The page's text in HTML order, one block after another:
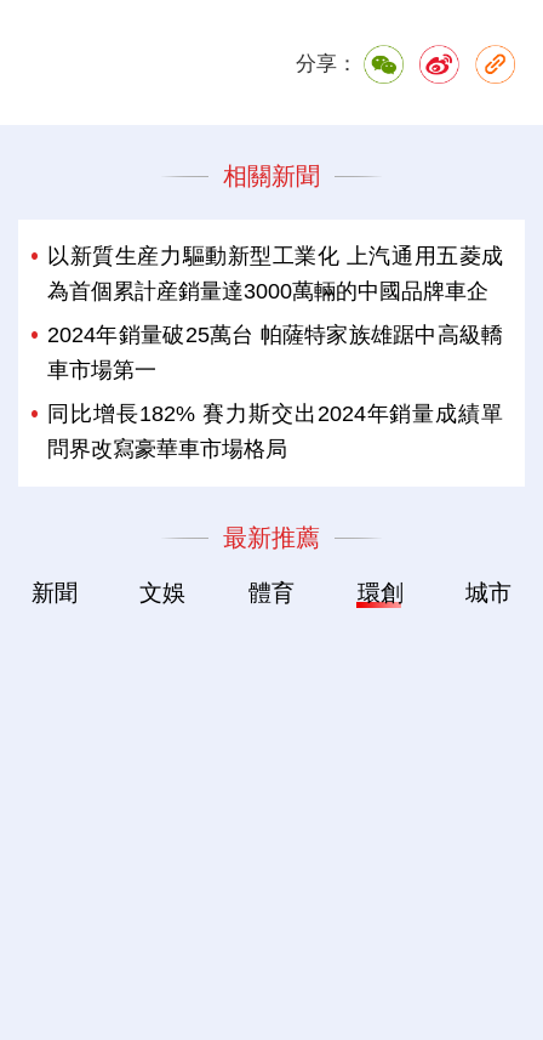
分享：
相關新聞
以新質生産力驅動新型工業化 上汽通用五菱成
為首個累計産銷量達3000萬輛的中國品牌車企
2024年銷量破25萬台 帕薩特家族雄踞中高級轎
車市場第一
同比增長182% 賽力斯交出2024年銷量成績單
問界改寫豪華車市場格局
最新推薦
新聞 文娛 體育 環創 城市